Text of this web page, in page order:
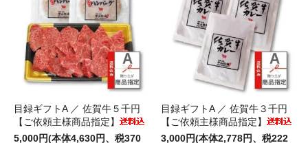
目録ギフトA ／ 佐賀牛５千円
【ご依頼主様商品指定】
5,000円(本体4,630円、税370
目録ギフトA ／ 佐賀牛３千円
【ご依頼主様商品指定】
3,000円(本体2,778円、税222